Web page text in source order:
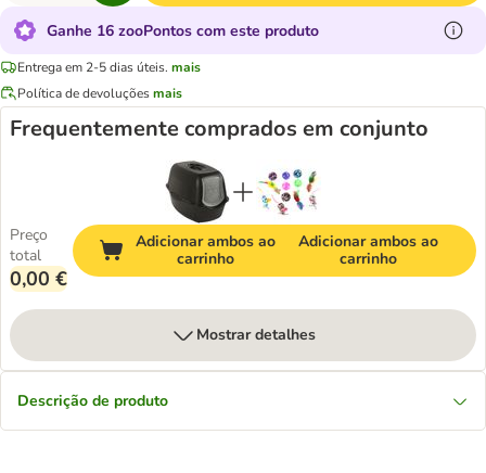
Ganhe 16 zooPontos com este produto
Entrega em 2-5 dias úteis. mais
Política de devoluçõesmais
Frequentemente comprados em conjunto
Preço
total
0,00 €
Adicionar ambos ao
carrinho
Adicionar ambos ao
carrinho
Mostrar detalhes
Descrição de produto